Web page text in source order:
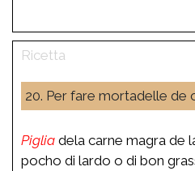
20. Per fare mortadelle de
Piglia dela carne magra de
pocho di lardo o di bon